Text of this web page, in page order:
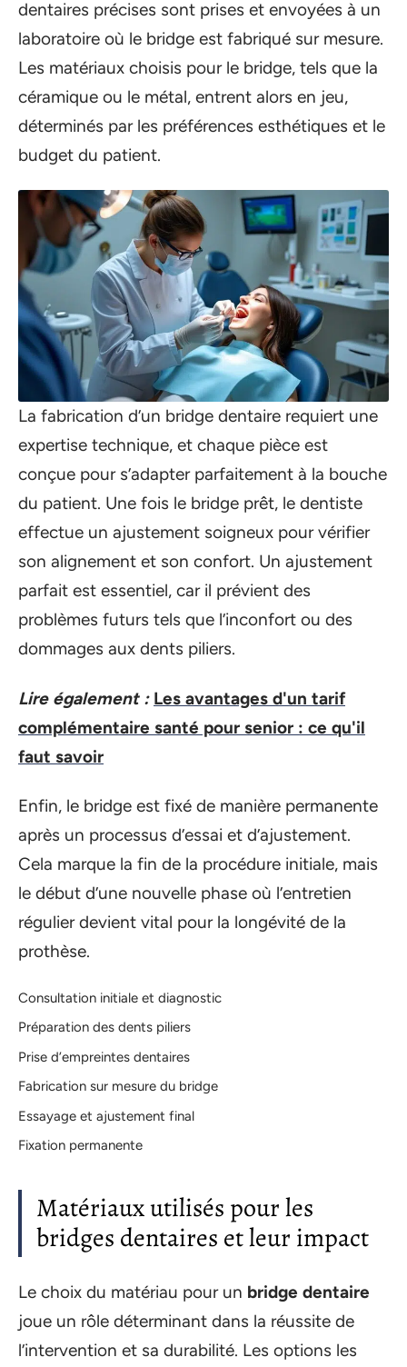
dentaires précises sont prises et envoyées à un
laboratoire où le bridge est fabriqué sur mesure.
Les matériaux choisis pour le bridge, tels que la
céramique ou le métal, entrent alors en jeu,
déterminés par les préférences esthétiques et le
budget du patient.
La fabrication d’un bridge dentaire requiert une
expertise technique, et chaque pièce est
conçue pour s’adapter parfaitement à la bouche
du patient. Une fois le bridge prêt, le dentiste
effectue un ajustement soigneux pour vérifier
son alignement et son confort. Un ajustement
parfait est essentiel, car il prévient des
problèmes futurs tels que l’inconfort ou des
dommages aux dents piliers.
Lire également : Les avantages d'un tarif
complémentaire santé pour senior : ce qu'il
faut savoir
Enfin, le bridge est fixé de manière permanente
après un processus d’essai et d’ajustement.
Cela marque la fin de la procédure initiale, mais
le début d’une nouvelle phase où l’entretien
régulier devient vital pour la longévité de la
prothèse.
Consultation initiale et diagnostic
Préparation des dents piliers
Prise d’empreintes dentaires
Fabrication sur mesure du bridge
Essayage et ajustement final
Fixation permanente
Matériaux utilisés pour les
bridges dentaires et leur impact
Le choix du matériau pour un bridge dentaire
joue un rôle déterminant dans la réussite de
l’intervention et sa durabilité. Les options les